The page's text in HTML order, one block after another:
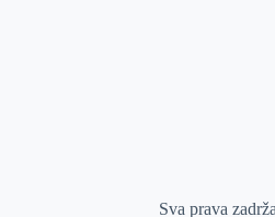
Sva prava